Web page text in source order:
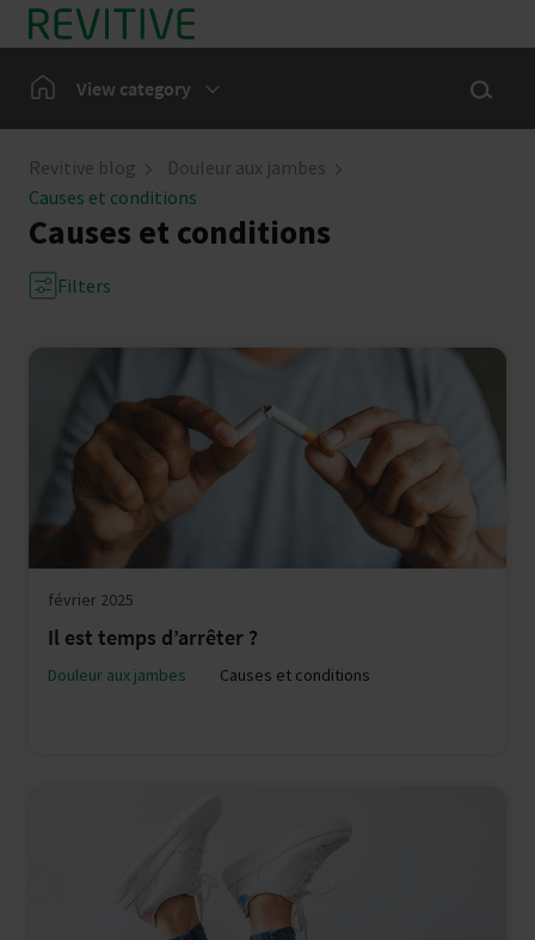
En Bref
HomeView category
Notre communauté
Actualités
Show
Revitive blog
Douleur aux jambes
Causes et conditions
Causes et conditions
Filters
février 2025
Il est temps d’arrêter ?
Douleur aux jambes Causes et conditions